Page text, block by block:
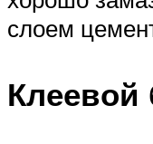
слоем
Клеевой